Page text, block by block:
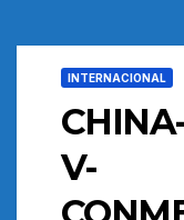
INTERNACIONAL
V-